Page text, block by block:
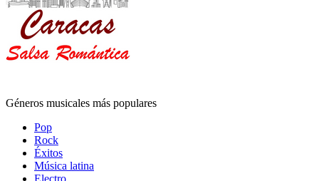
Géneros musicales más populares
Pop
Rock
Éxitos
Música latina